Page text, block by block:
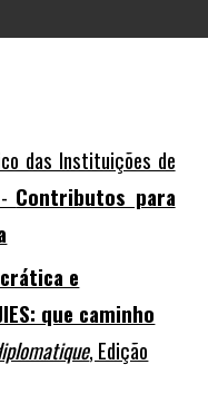
das Instituições de
Contributos para
e
que caminho
, Edição